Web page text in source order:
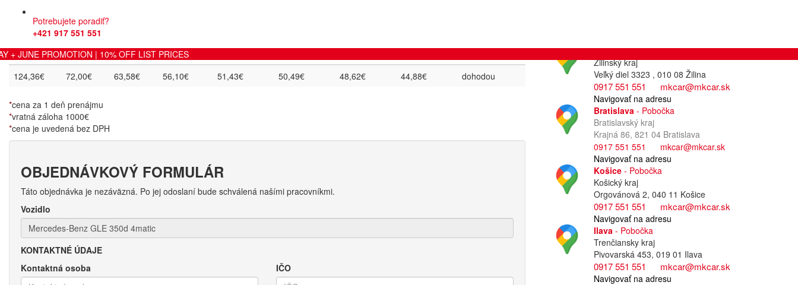
Potrebujete poradiť?
+421 917 551 551
PROMOTION | 10% OFF LIST PRICES
Prevodovka
Cenník prenájmu
1 deň 2-3 dni 4-7 dní 8-11 dní
124,36€
72,00€ 63,58€ 56,10€ 51,43€ 50,49€ 48,62€ 44,88€ dohodou
*cena za 1 deň prenájmu
*vratná záloha 1000€
*cena je uvedená bez DPH
OBJEDNÁVKOVÝ FORMULÁR
Táto objednávka je nezáväzná. Po jej odoslaní bude schválená našími pracovníkmi.
Vozidlo
KONTAKTNÉ ÚDAJE
Kontaktná osoba
IČO
Žilina- Centrála
Žilinský kraj
Veľký diel 3323 , 010 08 Žilina
0917 551 551 mkcar@mkcar.sk
Navigovať na adresu
Bratislava - Pobočka
Bratislavský kraj
Krajná 86, 821 04 Bratislava
0917 551 551
mkcar@mkcar.sk
Navigovať na adresu
Košice- Pobočka
Košický kraj
Orgovánová 2, 040 11 Košice
0917 551 551 mkcar@mkcar.sk
Navigovať na adresu
Ilava - Pobočka
Trenčiansky kraj
Pivovarská 453, 019 01 Ilava
0917 551 551 mkcar@mkcar.sk
Navigovať na adresu